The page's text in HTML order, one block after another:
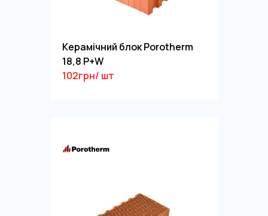
Керамічний блок Porotherm
18,8 P+W
102грн/ шт